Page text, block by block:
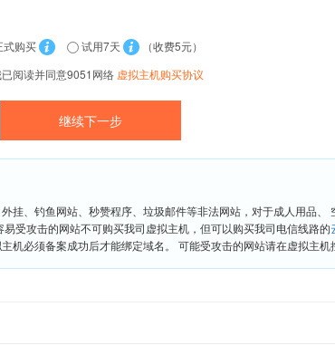
购买 试用7天
（收费5元）
阅读并同意9051网络 虚拟主机购买协议
挂、钓鱼网站、秒赞程序、垃圾邮件等非法网站，对于成人用品
受攻击的网站不可购买我司虚拟主机，但可以购买我司电信线路的
机必须备案成功后才能绑定域名。 可能受攻击的网站请在虚拟主机